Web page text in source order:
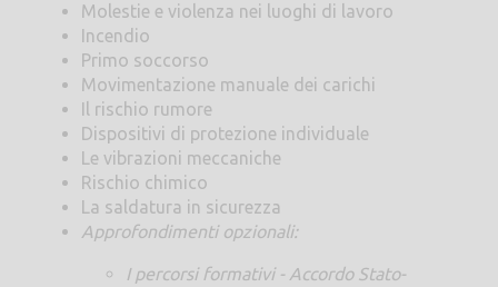
Molestie e violenza nei luoghi di lavoro
Incendio
Primo soccorso
Movimentazione manuale dei carichi
Il rischio rumore
Dispositivi di protezione individuale
Le vibrazioni meccaniche
Rischio chimico
La saldatura in sicurezza
Approfondimenti opzionali:
I percorsi formativi - Accordo Stato-